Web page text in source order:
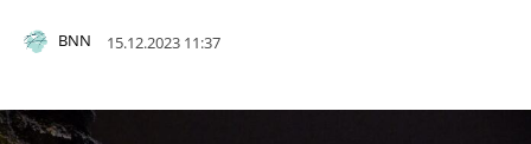
BNN 15.12.2023 11:37